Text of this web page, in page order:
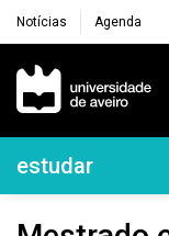
Notícias Agenda
Navegação
Navegação
estudar